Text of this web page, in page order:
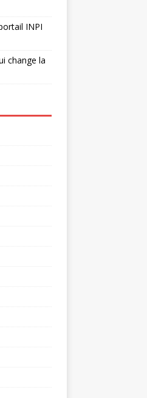
INPI
change la